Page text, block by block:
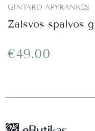
GINTARO APYRANKĖS
Žalsvos spalvos
€49.00